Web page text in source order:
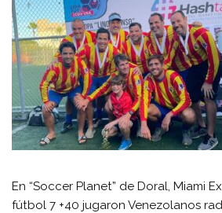
En “Soccer Planet” de Doral, Miami
fútbol 7 +40 jugaron Venezolanos